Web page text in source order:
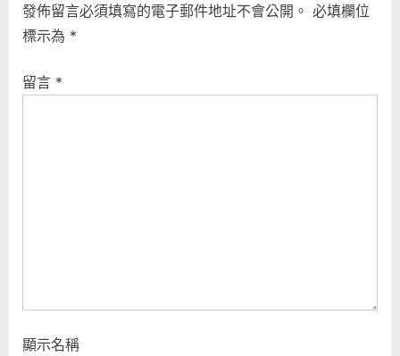
發佈留言必須填寫的電子郵件地址不會公開。 必填欄位
標示為 *
留言 *
顯示名稱